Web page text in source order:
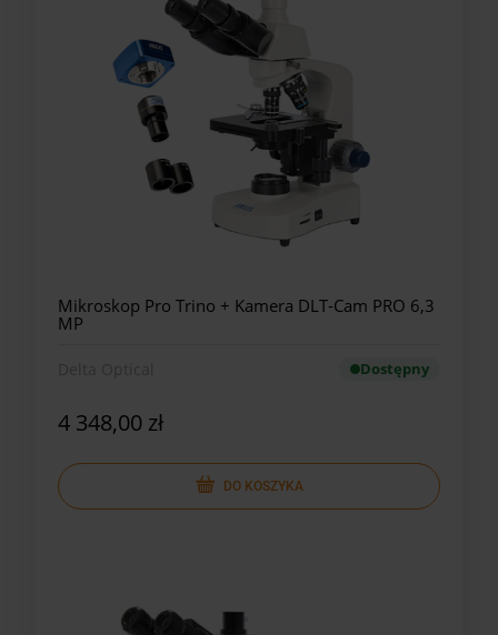
Mikroskop Pro Trino + Kamera DLT-Cam PRO 6,3
MP
Dostępny
4 348,00 zł
DO KOSZYKA